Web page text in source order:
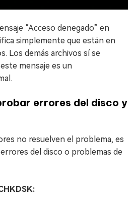
“Acceso denegado” en
simplemente que están en
Los demás archivos sí se
mensaje es un
errores del disco y
no resuelven el problema, es
del disco o problemas de